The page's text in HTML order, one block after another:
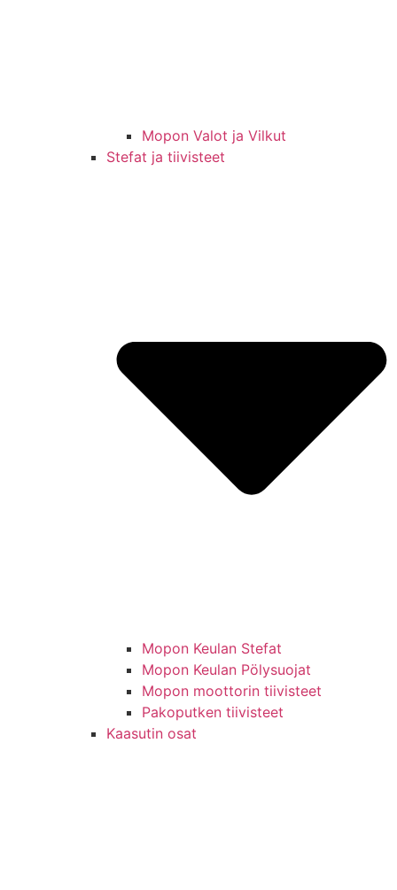
Mopon Valot ja Vilkut
Stefat ja tiivisteet
Mopon Keulan Stefat
Mopon Keulan Pölysuojat
Mopon moottorin tiivisteet
Pakoputken tiivisteet
Kaasutin osat